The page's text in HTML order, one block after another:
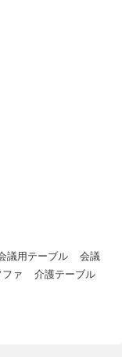
議用テーブル
会議
ファ
介護テーブル